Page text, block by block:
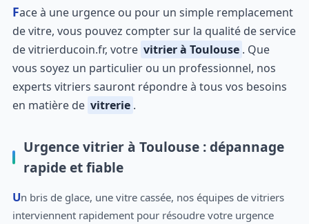
Face à une urgence ou pour un simple remplacement
de vitre, vous pouvez compter sur la qualité de service
de vitrierducoin.fr, votre vitrier à Toulouse . Que
vous soyez un particulier ou un professionnel, nos
experts vitriers sauront répondre à tous vos besoins
en matière de vitrerie .
Urgence vitrier à Toulouse : dépannage
rapide et fiable
Un bris de glace, une vitre cassée, nos équipes de vitriers
interviennent rapidement pour résoudre votre urgence